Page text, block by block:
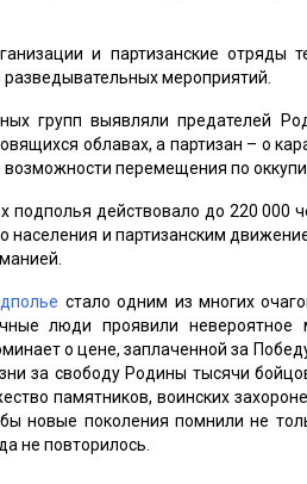
и партизанские отряды
мероприятий.
групп выявляли предателей
облавах, а партизан – о
перемещения по
подполья действовало до 220 000
населения и партизанским
стало одним из многих
люди проявили невероятное
о цене, заплаченной за
за свободу Родины тысячи
памятников, воинских
новые поколения помнили не
не повторилось.